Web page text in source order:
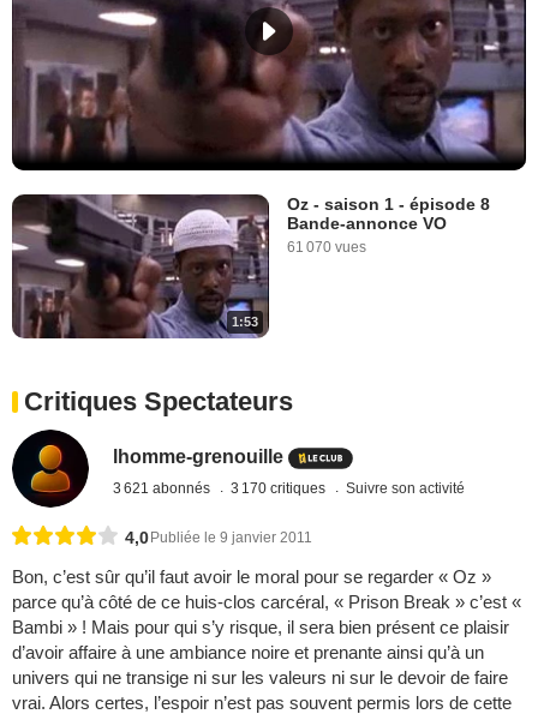
1:53
Oz - saison 1 - épisode 8
Bande-annonce VO
61 070 vues
Critiques Spectateurs
lhomme-grenouille
3 621 abonnés 3 170 critiques Suivre son activité
4,0Publiée le 9 janvier 2011
Bon, c’est sûr qu’il faut avoir le moral pour se regarder « Oz »
parce qu’à côté de ce huis-clos carcéral, « Prison Break » c’est «
Bambi » ! Mais pour qui s’y risque, il sera bien présent ce plaisir
d’avoir affaire à une ambiance noire et prenante ainsi qu’à un
univers qui ne transige ni sur les valeurs ni sur le devoir de faire
vrai. Alors certes, l’espoir n’est pas souvent permis lors de cette